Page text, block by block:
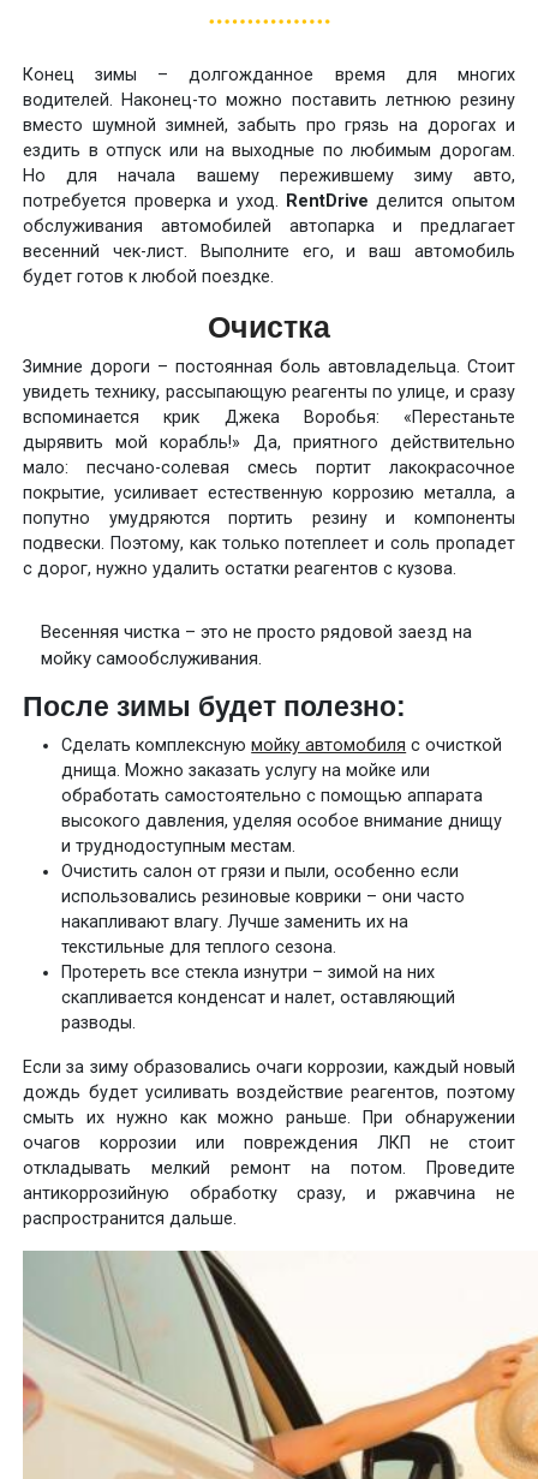
Конец зимы – долгожданное время для многих
водителей. Наконец-то можно поставить летнюю резину
вместо шумной зимней, забыть про грязь на дорогах и
ездить в отпуск или на выходные по любимым дорогам.
Но для начала вашему пережившему зиму авто,
потребуется проверка и уход. RentDrive делится опытом
обслуживания автомобилей автопарка и предлагает
весенний чек-лист. Выполните его, и ваш автомобиль
будет готов к любой поездке.
Очистка
Зимние дороги – постоянная боль автовладельца. Стоит
увидеть технику, рассыпающую реагенты по улице, и сразу
вспоминается крик Джека Воробья: «Перестаньте
дырявить мой корабль!» Да, приятного действительно
мало: песчано-солевая смесь портит лакокрасочное
покрытие, усиливает естественную коррозию металла, а
попутно умудряются портить резину и компоненты
подвески. Поэтому, как только потеплеет и соль пропадет
с дорог, нужно удалить остатки реагентов с кузова.
Весенняя чистка – это не просто рядовой заезд на
мойку самообслуживания.
После зимы будет полезно:
Сделать комплекснуюмойку автомобиля с очисткой
днища. Можно заказать услугу на мойке или
обработать самостоятельно с помощью аппарата
высокого давления, уделяя особое внимание днищу
и труднодоступным местам.
Очистить салон от грязи и пыли, особенно если
использовались резиновые коврики – они часто
накапливают влагу. Лучше заменить их на
текстильные для теплого сезона.
Протереть все стекла изнутри – зимой на них
скапливается конденсат и налет, оставляющий
разводы.
Если за зиму образовались очаги коррозии, каждый новый
дождь будет усиливать воздействие реагентов, поэтому
смыть их нужно как можно раньше. При обнаружении
очагов коррозии или повреждения ЛКП не стоит
откладывать мелкий ремонт на потом. Проведите
антикоррозийную обработку сразу, и ржавчина не
распространится дальше.